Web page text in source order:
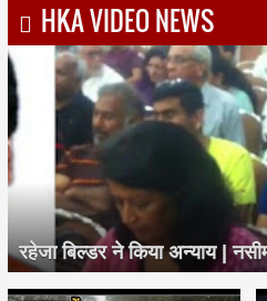
HKA VIDEO NEWS
रहेजा बिल्डर ने किया अन्याय |